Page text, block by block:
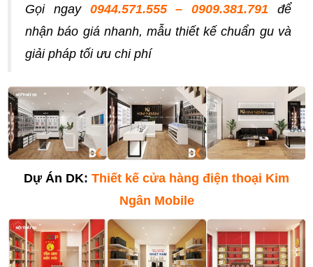
Gọi ngay 0944.571.555 – 0909.381.791 để
nhận báo giá nhanh, mẫu thiết kế chuẩn gu và
giải pháp tối ưu chi phí
Dự Án DK: Thiết kế cửa hàng điện thoại Kim
Ngân Mobile